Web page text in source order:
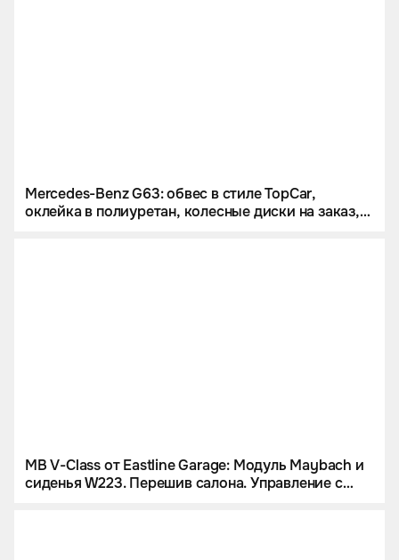
Mercedes-Benz G63: обвес в стиле TopCar,
оклейка в полиуретан, колесные диски на заказ,
MB V-Class от Eastline Garage: Модуль Maybach и
сиденья W223. Перешив салона. Управление с